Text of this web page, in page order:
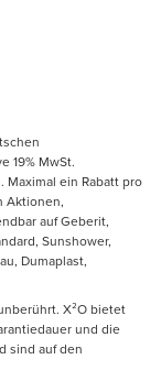
19% MwSt.
ein Rabatt pro
Aktionen,
auf Geberit,
Sunshower,
Dumaplast,
X²O bietet
und die
sind auf den